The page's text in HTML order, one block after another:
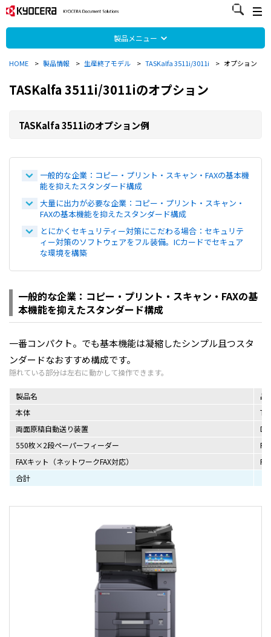
製品メニュー
HOME > 製品情報 > 生産終了モデル > TASKalfa 3511i/3011i > オプション
TASKalfa 3511i/3011iのオプション
TASKalfa 3511iのオプション例
一般的な企業：コピー・プリント・スキャン・FAXの基本機
能を抑えたスタンダード構成
大量に出力が必要な企業：コピー・プリント・スキャン・
FAXの基本機能を抑えたスタンダード構成
とにかくセキュリティー対策にこだわる場合：セキュリテ
ィー対策のソフトウェアをフル装備。ICカードでセキュア
な環境を構築
一般的な企業：コピー・プリント・スキャン・FAXの基
本機能を抑えたスタンダード構成
一番コンパクト。でも基本機能は凝縮したシンプル且つスタ
ンダードなおすすめ構成です。
製品名
品
本体
両面原稿自動送り装置
550枚×2段ペーパーフィーダー
FAXキット（ネットワークFAX対応）
合計